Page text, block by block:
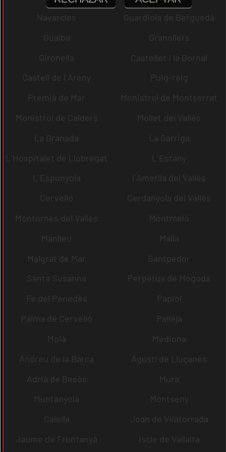
Navarcles
Guardiola de Berguedà
Gualba
Granollers
Gironella
Castellet i la Gornal
Castell de l´Areny
Puig-reig
Premià de Mar
Monistrol de Montserrat
Monistrol de Calders
Mollet del Vallès
La Granada
La Garriga
L´Hospitalet de Llobregat
L´Estany
L´Espunyola
l´Ametlla del Vallès
Cervelló
Cerdanyola del Vallès
Montornès del Vallès
Montmeló
Manlleu
Malla
Malgrat de Mar
Santpedor
Santa Susanna
Perpètua de Mogoda
Fe del Penedès
Papiol
Palma de Cervelló
Pallejà
Moià
Mediona
Andreu de la Barca
Agustí de Lluçanès
Adrià de Besòs
Mura
Muntanyola
Montseny
Calella
Joan de Vilatorrada
Jaume de Frontanyà
Iscle de Vallalta